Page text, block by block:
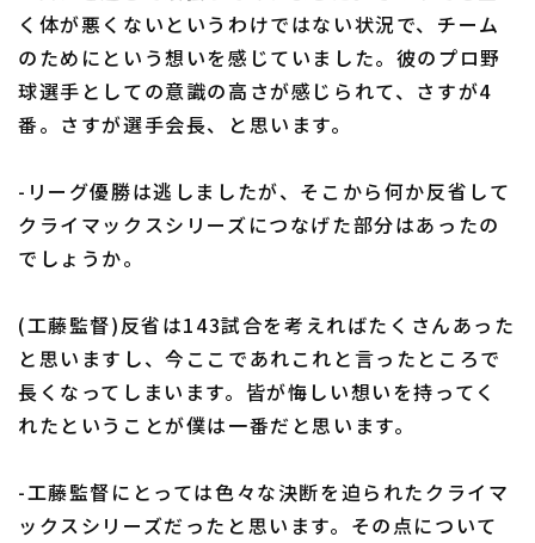
く体が悪くないというわけではない状況で、チーム
のためにという想いを感じていました。彼のプロ野
球選手としての意識の高さが感じられて、さすが4
番。さすが選手会長、と思います。
-リーグ優勝は逃しましたが、そこから何か反省して
クライマックスシリーズにつなげた部分はあったの
でしょうか。
(工藤監督)反省は143試合を考えればたくさんあった
と思いますし、今ここであれこれと言ったところで
長くなってしまいます。皆が悔しい想いを持ってく
れたということが僕は一番だと思います。
-工藤監督にとっては色々な決断を迫られたクライマ
ックスシリーズだったと思います。その点について